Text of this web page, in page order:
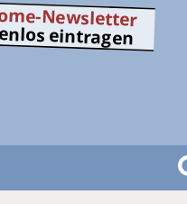
Newsletter
eintragen
S